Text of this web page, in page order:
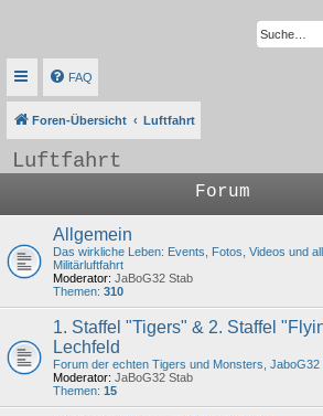
FAQ
Foren-Übersicht Luftfahrt
Luftfahrt
Forum
Allgemein
Das wirkliche Leben: Events, Fotos, Videos und
Militärluftfahrt
Moderator: JaBoG32 Stab
Themen: 310
1. Staffel "Tigers" & 2. Staffel
Lechfeld
Forum der echten Tigers und Monsters, JaboG32
Moderator: JaBoG32 Stab
Themen: 15